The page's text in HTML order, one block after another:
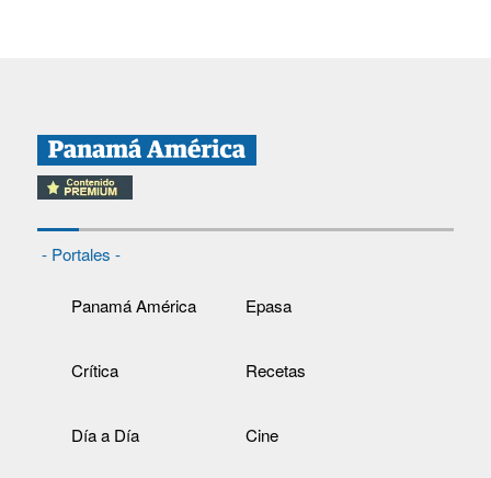
- Portales -
Panamá América Epasa
Crítica Recetas
Día a Día Cine